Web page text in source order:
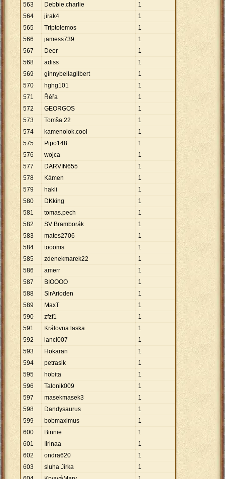
563
Debbie.charlie
1
564
jirak4
1
565
Triptolemos
1
566
jamess739
1
567
Deer
1
568
adiss
1
569
ginnybellagilbert
1
570
hghg101
1
571
Řéřa
1
572
GEORGOS
1
573
Tomša 22
1
574
kamenolok.cool
1
575
Pipo148
1
576
wojca
1
577
DARVIN655
1
578
Kámen
1
579
hakli
1
580
DKking
1
581
tomas.pech
1
582
SV Bramborák
1
583
mates2706
1
584
toooms
1
585
zdenekmarek22
1
586
amerr
1
587
BIOOOO
1
588
SirArioden
1
589
MaxT
1
590
zfzf1
1
591
Královna laska
1
592
lanci007
1
593
Hokaran
1
594
petrasik
1
595
hobita
1
596
Talonik009
1
597
masekmasek3
1
598
Dandysaurus
1
599
bobmaximus
1
600
Binnie
1
601
Iirinaa
1
602
ondra620
1
603
sluha Jirka
1